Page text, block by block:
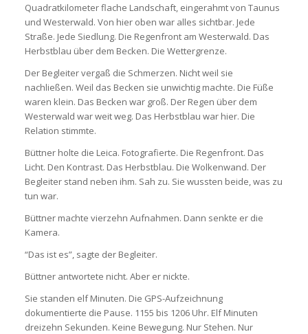
Quadratkilometer flache Landschaft, eingerahmt von Taunus
und Westerwald. Von hier oben war alles sichtbar. Jede
Straße. Jede Siedlung. Die Regenfront am Westerwald. Das
Herbstblau über dem Becken. Die Wettergrenze.
Der Begleiter vergaß die Schmerzen. Nicht weil sie
nachließen. Weil das Becken sie unwichtig machte. Die Füße
waren klein. Das Becken war groß. Der Regen über dem
Westerwald war weit weg. Das Herbstblau war hier. Die
Relation stimmte.
Büttner holte die Leica. Fotografierte. Die Regenfront. Das
Licht. Den Kontrast. Das Herbstblau. Die Wolkenwand. Der
Begleiter stand neben ihm. Sah zu. Sie wussten beide, was zu
tun war.
Büttner machte vierzehn Aufnahmen. Dann senkte er die
Kamera.
“Das ist es”, sagte der Begleiter.
Büttner antwortete nicht. Aber er nickte.
Sie standen elf Minuten. Die GPS-Aufzeichnung
dokumentierte die Pause. 1155 bis 1206 Uhr. Elf Minuten
dreizehn Sekunden. Keine Bewegung. Nur Stehen. Nur